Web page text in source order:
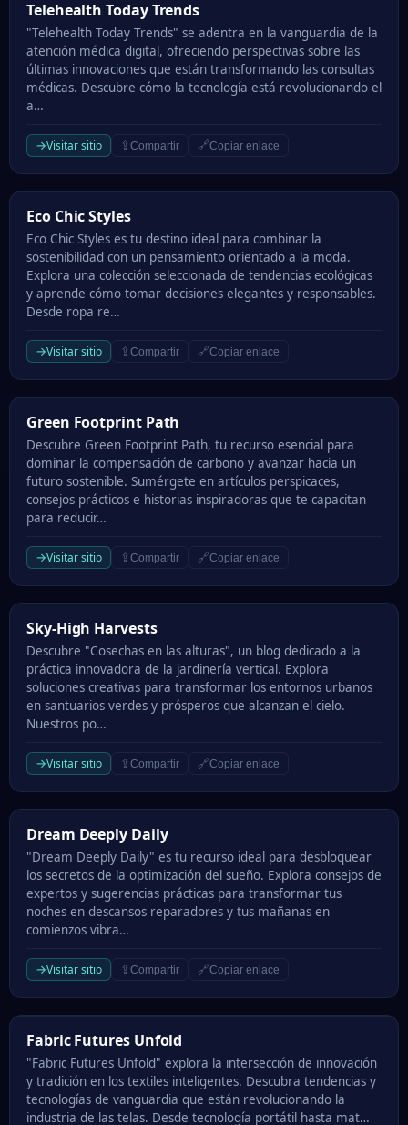
Telehealth Today Trends
Telehealth Today Trends
"Telehealth Today Trends" se adentra en la vanguardia de la
atención médica digital, ofreciendo perspectivas sobre las
últimas innovaciones que están transformando las consultas
médicas. Descubre cómo la tecnología está revolucionando el
a…
→Visitar sitio ⇪ Compartir 🔗Copiar enlace
Eco Chic Styles
Eco Chic Styles
Eco Chic Styles es tu destino ideal para combinar la
sostenibilidad con un pensamiento orientado a la moda.
Explora una colección seleccionada de tendencias ecológicas
y aprende cómo tomar decisiones elegantes y responsables.
Desde ropa re…
→Visitar sitio ⇪ Compartir 🔗Copiar enlace
Green Footprint Path
Green Footprint Path
Descubre Green Footprint Path, tu recurso esencial para
dominar la compensación de carbono y avanzar hacia un
futuro sostenible. Sumérgete en artículos perspicaces,
consejos prácticos e historias inspiradoras que te capacitan
para reducir…
→Visitar sitio ⇪ Compartir 🔗Copiar enlace
Sky-High Harvests
Sky-High Harvests
Descubre "Cosechas en las alturas", un blog dedicado a la
práctica innovadora de la jardinería vertical. Explora
soluciones creativas para transformar los entornos urbanos
en santuarios verdes y prósperos que alcanzan el cielo.
Nuestros po…
→Visitar sitio ⇪ Compartir 🔗Copiar enlace
Dream Deeply Daily
Dream Deeply Daily
"Dream Deeply Daily" es tu recurso ideal para desbloquear
los secretos de la optimización del sueño. Explora consejos de
expertos y sugerencias prácticas para transformar tus
noches en descansos reparadores y tus mañanas en
comienzos vibra…
→Visitar sitio ⇪ Compartir 🔗Copiar enlace
Fabric Futures Unfold
Fabric Futures Unfold
"Fabric Futures Unfold" explora la intersección de innovación
y tradición en los textiles inteligentes. Descubra tendencias y
tecnologías de vanguardia que están revolucionando la
industria de las telas. Desde tecnología portátil hasta mat…